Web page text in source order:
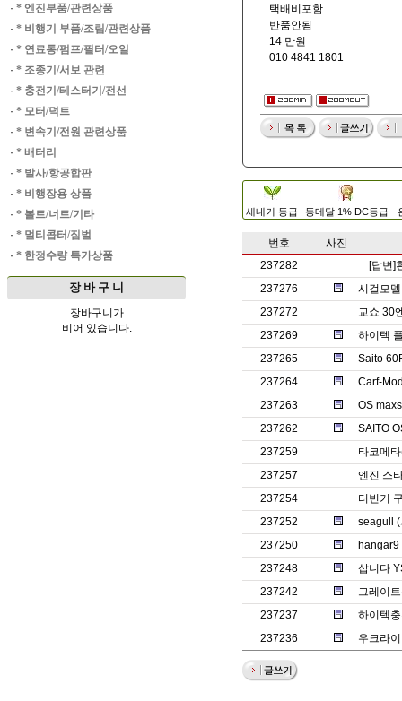
· * 엔진부품/관련상품
· * 비행기 부품/조립/관련상품
· * 연료통/펌프/필터/오일
· * 조종기/서보 관련
· * 충전기/테스터기/전선
· * 모터/덕트
· * 변속기/전원 관련상품
· * 배터리
· * 발사/항공합판
· * 비행장용 상품
· * 볼트/너트/기타
· * 멀티콥터/짐벌
· * 한정수량 특가상품
장 바 구 니
장바구니가
비어 있습니다.
택배비포함
반품안됨
14 만원
010 4841 1801
새내기 등급 동메달 1% DC등급
번호
사진
237282
[답변]
237276
시걸모
237272
교쇼 30
237269
하이텍
237265
Saito
237264
Carf-
237263
OS
237262
SAITO
237259
타코메
237257
엔진 스
237254
터빈기
237252
seagull (
237250
hangar9
237248
삽니다
237242
그레이
237237
하이텍
237236
우크라